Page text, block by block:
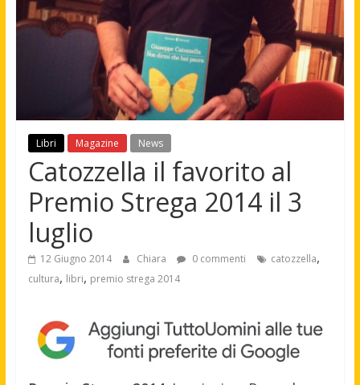
Libri Magazine News
Catozzella il favorito al
Premio Strega 2014 il 3
luglio
12 Giugno 2014 Chiara 0 commenti catozzella,
cultura, libri, premio strega 2014